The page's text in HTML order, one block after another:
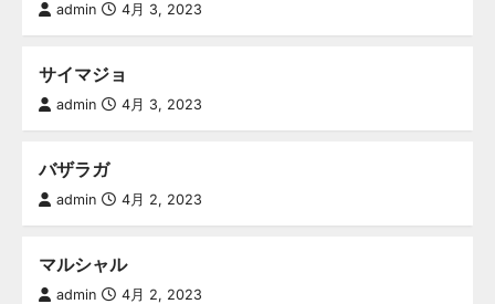
admin 4月 3, 2023
サイマジョ
admin 4月 3, 2023
バザラガ
admin 4月 2, 2023
マルシャル
admin 4月 2, 2023